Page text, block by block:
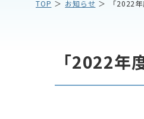
TOP お知らせ 「2022
「2022年